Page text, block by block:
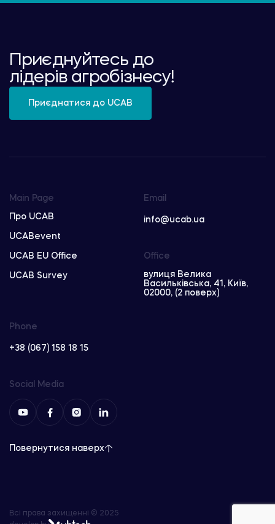
Приєднуйтесь до
лідерів агробізнесу!
Приєднатися до UCAB
Main Page
Про UCAB
UCABevent
UCAB EU Office
UCAB Survey
Email
info@ucab.ua
Phone
+38 (067) 158 18 15
Office
вулиця Велика
Васильківська, 41, Київ,
02000, (2 поверх)
Social Media
Повернутися наверх
Всі права захищенні © 2025